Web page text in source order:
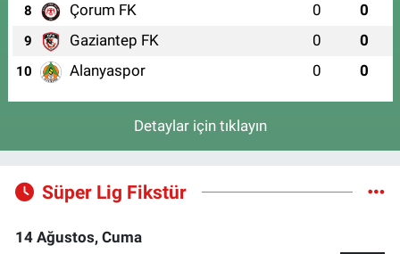
8 Çorum FK 0 0
9 Gaziantep FK 0 0
10 Alanyaspor 0 0
Detaylar için tıklayın
Süper Lig Fikstür
14 Ağustos, Cuma